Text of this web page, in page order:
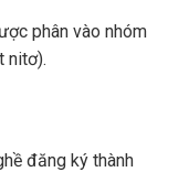
phân vào nhóm
nitơ).
đăng ký thành